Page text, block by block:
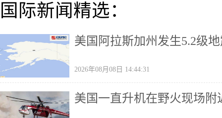
国际新闻精选：
美国阿拉斯加州发生5.2级
2026年08月08日 14:44:31
美国一直升机在野火现场